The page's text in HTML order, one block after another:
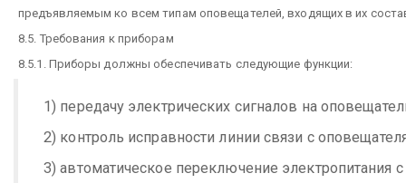
предъявляемым ко всем типам оповещателей, входящих в их
8.5. Требования к приборам
8.5.1. Приборы должны обеспечивать следующие функции:
1) передачу электрических сигналов на
2) контроль исправности линии связи с
3) автоматическое переключение электропитания с